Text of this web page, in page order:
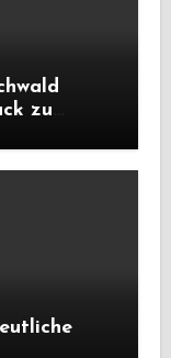
zu